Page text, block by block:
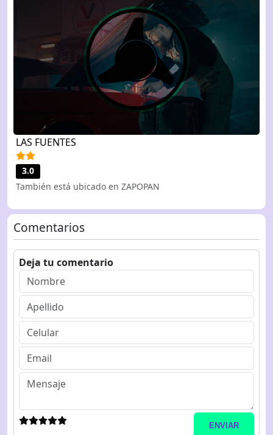
LAS FUENTES
3.0
También está ubicado en ZAPOPAN
Comentarios
Deja tu comentario
ENVIAR